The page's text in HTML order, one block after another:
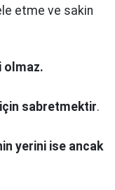
etme ve sakin
olmaz.
için sabretmektir.
yerini ise ancak